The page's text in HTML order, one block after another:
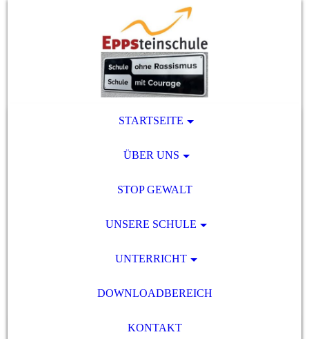
STARTSEITE
ÜBER UNS
STOP GEWALT
UNSERE SCHULE
UNTERRICHT
DOWNLOADBEREICH
KONTAKT